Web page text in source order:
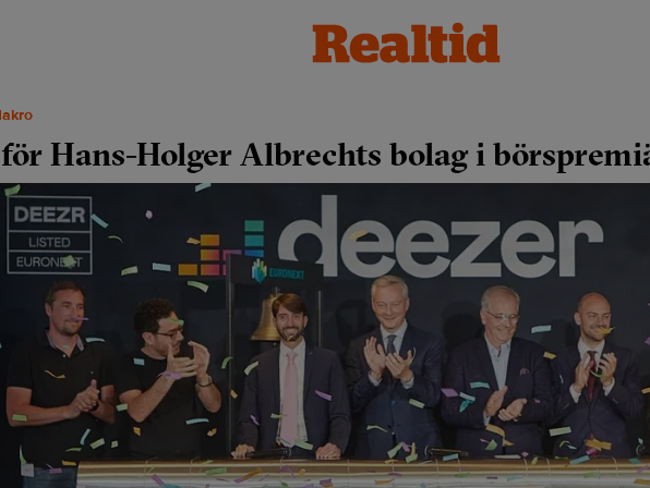
Hans-Holger Albrechts bolag i